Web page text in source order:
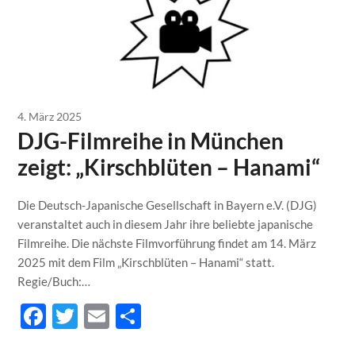
4. März 2025
DJG-Filmreihe in München
zeigt: „Kirschblüten – Hanami“
Die Deutsch-Japanische Gesellschaft in Bayern e.V. (DJG)
veranstaltet auch in diesem Jahr ihre beliebte japanische
Filmreihe. Die nächste Filmvorführung findet am 14. März
2025 mit dem Film „Kirschblüten – Hanami“ statt.
Regie/Buch:…
Facebook
Twitter
Email